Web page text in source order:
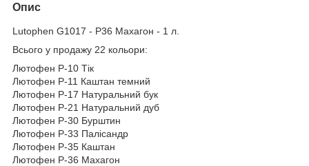
Опис
Lutophen G1017 - P36 Махагон - 1 л.
Всього у продажу 22 кольори:
Лютофен Р-10 Тік
Лютофен Р-11 Каштан темний
Лютофен Р-17 Натуральний бук
Лютофен Р-21 Натуральний дуб
Лютофен Р-30 Бурштин
Лютофен Р-33 Палісандр
Лютофен Р-35 Каштан
Лютофен Р-36 Махагон